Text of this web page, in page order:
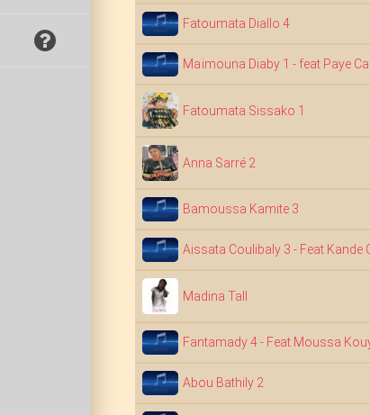
Fatoumata Diallo 4
Maïmouna Diaby 1 - feat Paye
Fatoumata Sissako 1
Anna Sarré 2
Bamoussa Kamite 3
Aissata Coulibaly 3 - Feat Kande
Madina Tall
Fantamady 4 - Feat Moussa
Abou Bathily 2